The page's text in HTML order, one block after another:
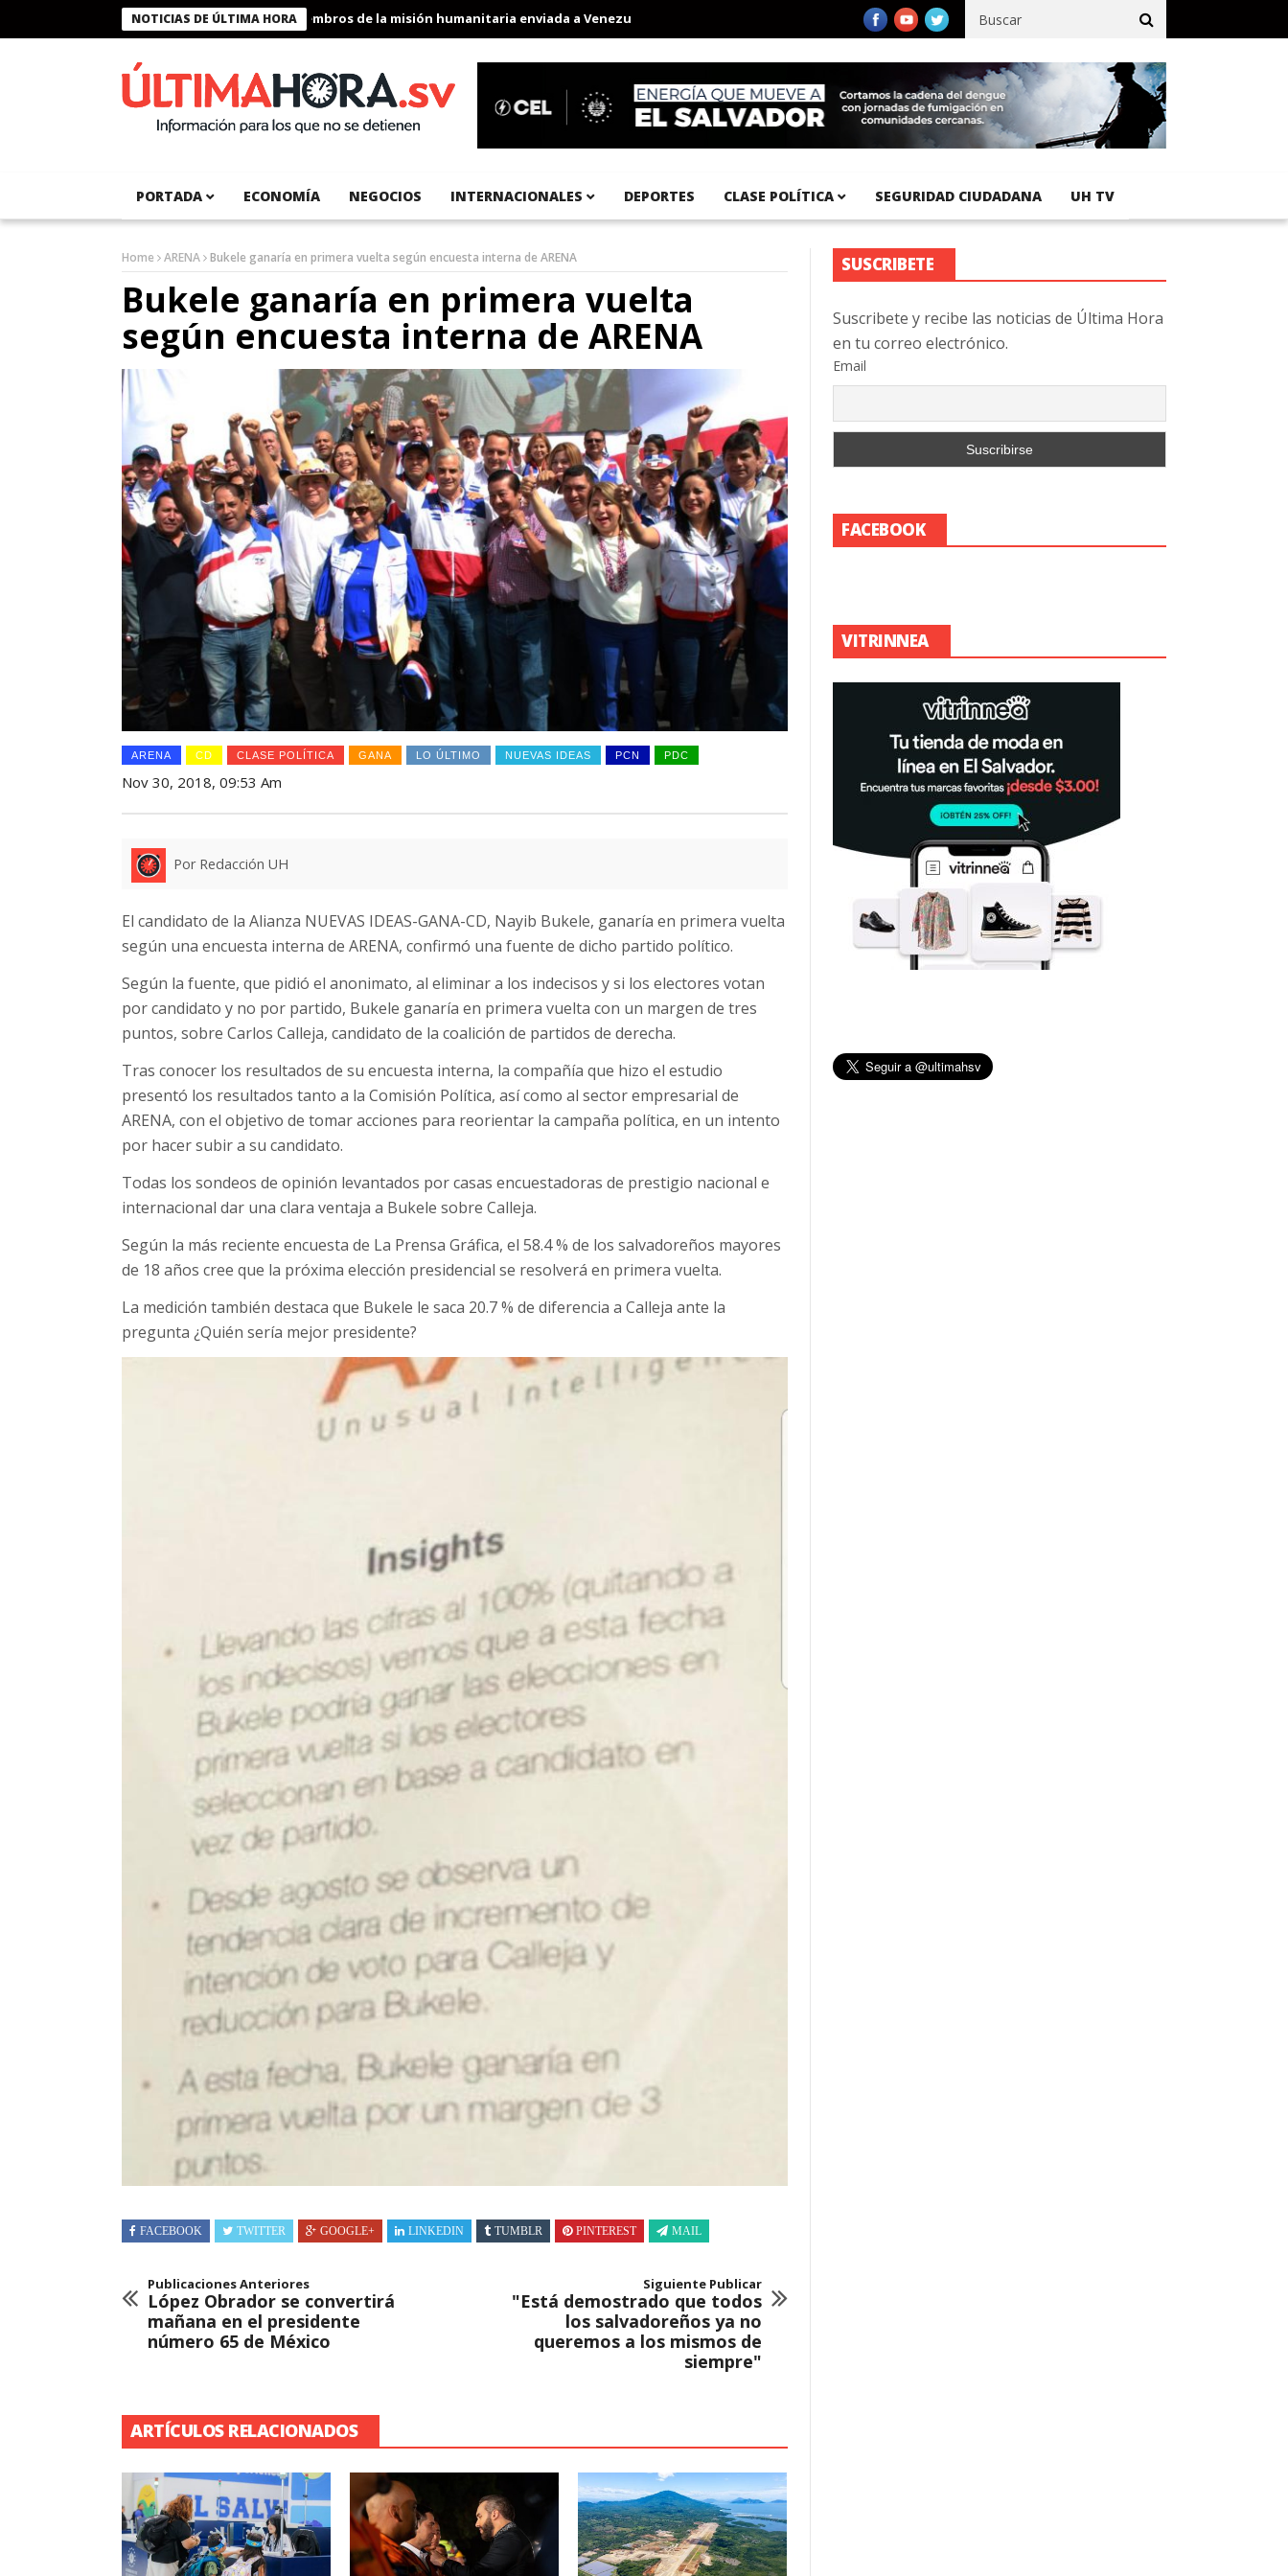
NOTICIAS DE ÚLTIMA HORA
Presidente Bukele condecora a miembros de la misión humanitaria enviada a Venezuela Aeropuerto Internacional del Pacífico registra 92 % de avance en obras de terracería
PORTADA ECONOMÍA NEGOCIOS INTERNACIONALES DEPORTES CLASE POLÍTICA SEGURIDAD CIUDADANA UH TV
Home ARENA Bukele ganaría en primera vuelta según encuesta interna de ARENA
Bukele ganaría en primera vuelta
según encuesta interna de ARENA
ARENA CD CLASE POLÍTICA GANA LO ÚLTIMO NUEVAS IDEAS PCN PDC
Nov 30, 2018, 09:53 Am
Por Redacción UH
El candidato de la Alianza NUEVAS IDEAS-GANA-CD, Nayib Bukele, ganaría en primera vuelta
según una encuesta interna de ARENA, confirmó una fuente de dicho partido político.
Según la fuente, que pidió el anonimato, al eliminar a los indecisos y si los electores votan
por candidato y no por partido, Bukele ganaría en primera vuelta con un margen de tres
puntos, sobre Carlos Calleja, candidato de la coalición de partidos de derecha.
Tras conocer los resultados de su encuesta interna, la compañía que hizo el estudio
presentó los resultados tanto a la Comisión Política, así como al sector empresarial de
ARENA, con el objetivo de tomar acciones para reorientar la campaña política, en un intento
por hacer subir a su candidato.
Todas los sondeos de opinión levantados por casas encuestadoras de prestigio nacional e
internacional dar una clara ventaja a Bukele sobre Calleja.
Según la más reciente encuesta de La Prensa Gráfica, el 58.4 % de los salvadoreños mayores
de 18 años cree que la próxima elección presidencial se resolverá en primera vuelta.
La medición también destaca que Bukele le saca 20.7 % de diferencia a Calleja ante la
pregunta ¿Quién sería mejor presidente?
FACEBOOK TWITTER GOOGLE+ LINKEDIN TUMBLR PINTEREST MAIL
Publicaciones Anteriores
López Obrador se convertirá
mañana en el presidente
número 65 de México
Siguiente Publicar
"Está demostrado que todos
los salvadoreños ya no
queremos a los mismos de
siempre"
ARTÍCULOS RELACIONADOS
SUSCRIBETE
Suscribete y recibe las noticias de Última Hora
en tu correo electrónico.
Email
FACEBOOK
VITRINNEA